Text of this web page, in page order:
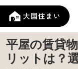
平屋の賃貸
リットは？